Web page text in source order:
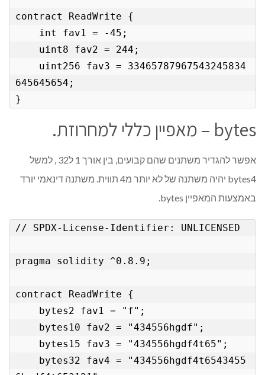
contract ReadWrite {
645645654;
}
bytes – מאפיין כללי למחרוזת.
אפשר להגדיר משתנים שהם קבועים, בין אורך 1 ל32 , למשל
bytes4 יהיה משתנה של לא יותר מ4 תווית. משתנה דינאמי יורד
באמצעות המאפיין bytes.
// SPDX-License-Identifier: UNLICENSED
pragma solidity ^0.8.9;
contract ReadWrite {